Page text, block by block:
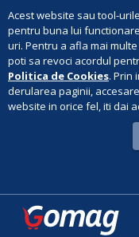
Acest website sau tool-
pentru buna lui
uri. Pentru a afla mai
poti sa revoci acordul
Politica de Cookies. Prin
derularea paginii,
website in orice fel, iti dai